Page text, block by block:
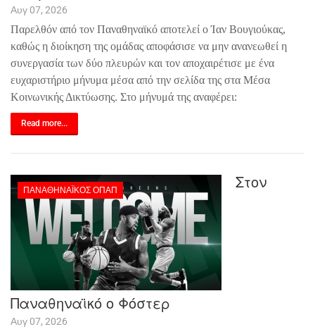
Αυγ 07, 2026
Παρελθόν από τον Παναθηναϊκό αποτελεί ο Ίαν Βουγιούκας,
καθώς η διοίκηση της ομάδας αποφάσισε να μην ανανεωθεί η
συνεργασία των δύο πλευρών και τον αποχαιρέτισε με ένα
ευχαριστήριο μήνυμα μέσα από την σελίδα της στα Μέσα
Κοινωνικής Δικτύωσης. Στο μήνυμά της αναφέρει:
Read more...
ΠΑΝΑΘΗΝΑΪΚΌΣ ΟΠΑΠ Στον
Παναθηναϊκό ο Φόστερ
Αυγ 07, 2026